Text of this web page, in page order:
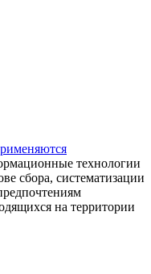
технологии
сбора, систематизации
на территории